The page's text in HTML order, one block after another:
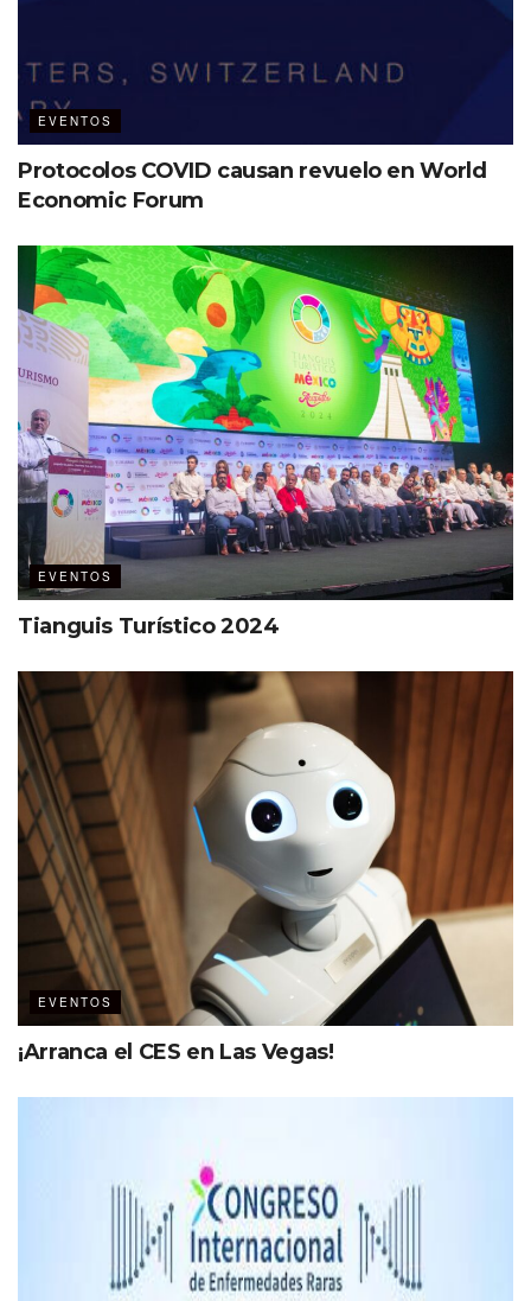
EVENTOS
Protocolos COVID causan revuelo en World
Economic Forum
EVENTOS
Tianguis Turístico 2024
EVENTOS
¡Arranca el CES en Las Vegas!